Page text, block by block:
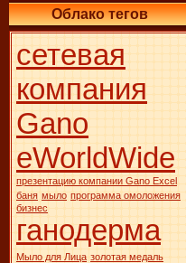
Облако тегов
сетевая
компания
Gano
eWorldWide
презентацию компании Gano Excel
баня мыло программа омоложения
бизнес
ганодерма
Мыло для Лица золотая медаль